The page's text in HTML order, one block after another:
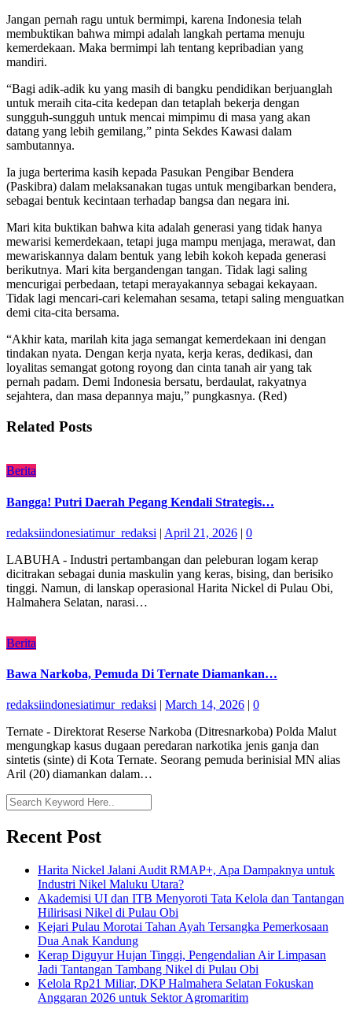
Jangan pernah ragu untuk bermimpi, karena Indonesia telah
membuktikan bahwa mimpi adalah langkah pertama menuju
kemerdekaan. Maka bermimpi lah tentang kepribadian yang
mandiri.
“Bagi adik-adik ku yang masih di bangku pendidikan berjuanglah
untuk meraih cita-cita kedepan dan tetaplah bekerja dengan
sungguh-sungguh untuk mencai mimpimu di masa yang akan
datang yang lebih gemilang,” pinta Sekdes Kawasi dalam
sambutannya.
Ia juga berterima kasih kepada Pasukan Pengibar Bendera
(Paskibra) dalam melaksanakan tugas untuk mengibarkan bendera,
sebagai bentuk kecintaan terhadap bangsa dan negara ini.
Mari kita buktikan bahwa kita adalah generasi yang tidak hanya
mewarisi kemerdekaan, tetapi juga mampu menjaga, merawat, dan
mewariskannya dalam bentuk yang lebih kokoh kepada generasi
berikutnya. Mari kita bergandengan tangan. Tidak lagi saling
mencurigai perbedaan, tetapi merayakannya sebagai kekayaan.
Tidak lagi mencari-cari kelemahan sesama, tetapi saling menguatkan
demi cita-cita bersama.
“Akhir kata, marilah kita jaga semangat kemerdekaan ini dengan
tindakan nyata. Dengan kerja nyata, kerja keras, dedikasi, dan
loyalitas semangat gotong royong dan cinta tanah air yang tak
pernah padam. Demi Indonesia bersatu, berdaulat, rakyatnya
sejahtera, dan masa depannya maju,” pungkasnya. (Red)
Related Posts
Berita
Bangga! Putri Daerah Pegang Kendali Strategis…
redaksiindonesiatimur_redaksi | April 21, 2026 | 0
LABUHA - Industri pertambangan dan peleburan logam kerap
dicitrakan sebagai dunia maskulin yang keras, bising, dan berisiko
tinggi. Namun, di lanskap operasional Harita Nickel di Pulau Obi,
Halmahera Selatan, narasi…
Berita
Bawa Narkoba, Pemuda Di Ternate Diamankan…
redaksiindonesiatimur_redaksi | March 14, 2026 | 0
Ternate - Direktorat Reserse Narkoba (Ditresnarkoba) Polda Malut
mengungkap kasus dugaan peredaran narkotika jenis ganja dan
sintetis (sinte) di Kota Ternate. Seorang pemuda berinisial MN alias
Aril (20) diamankan dalam…
Recent Post
Harita Nickel Jalani Audit RMAP+, Apa Dampaknya untuk
Industri Nikel Maluku Utara?
Akademisi UI dan ITB Menyoroti Tata Kelola dan Tantangan
Hilirisasi Nikel di Pulau Obi
Kejari Pulau Morotai Tahan Ayah Tersangka Pemerkosaan
Dua Anak Kandung
Kerap Diguyur Hujan Tinggi, Pengendalian Air Limpasan
Jadi Tantangan Tambang Nikel di Pulau Obi
Kelola Rp21 Miliar, DKP Halmahera Selatan Fokuskan
Anggaran 2026 untuk Sektor Agromaritim